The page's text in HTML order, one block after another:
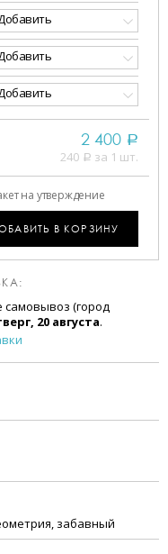
2 400 a
240 a за 1 шт.
на утверждение
В КОРЗИНУ
самовывоз (город
20 августа.
забавный